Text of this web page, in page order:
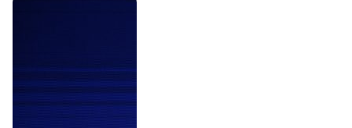
Radio en vivo
Tendencias